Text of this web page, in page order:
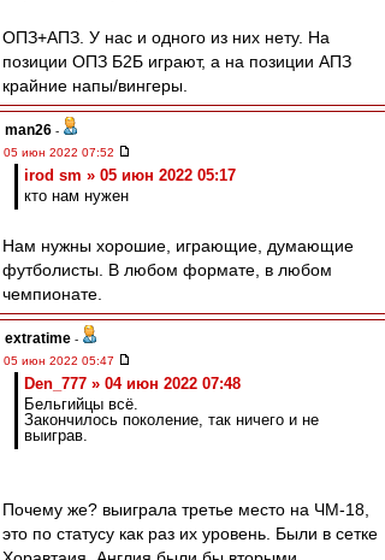
ОПЗ+АПЗ. У нас и одного из них нету. На
позиции ОПЗ Б2Б играют, а на позиции АПЗ
крайние напы/вингеры.
man26 -
05 июн 2022 07:52
irod sm » 05 июн 2022 05:17
кто нам нужен
Нам нужны хорошие, играющие, думающие
футболисты. В любом формате, в любом
чемпионате.
extratime -
05 июн 2022 05:47
Den_777 » 04 июн 2022 07:48
Бельгийцы всё.
Закончилось поколение, так ничего и не
выиграв.
Почему же? выиграла третье место на ЧМ-18,
это по статусу как раз их уровень. Были в сетке